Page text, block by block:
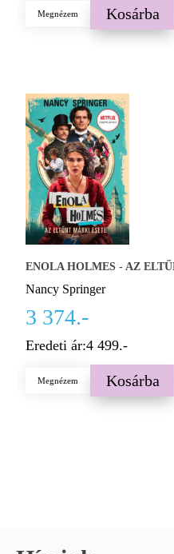
Megnézem Kosárba
ENOLA HOLMES - AZ
Nancy Springer
3 374.-
Eredeti ár:4 499.-
Megnézem Kosárba